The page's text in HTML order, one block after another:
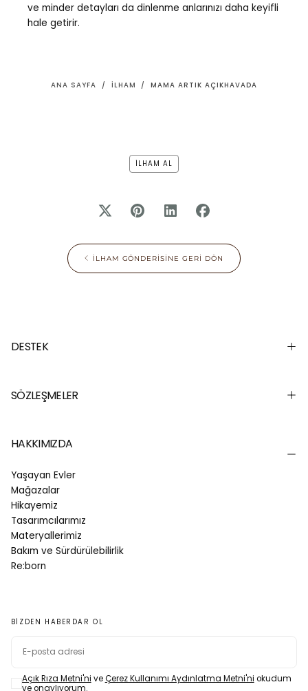
ve minder detayları da dinlenme anlarınızı daha keyifli
hale getirir.
ANA SAYFA / İLHAM / MAMA ARTIK AÇIKHAVADA
İLHAM AL
İLHAM GÖNDERISINE GERI DÖN
DESTEK
SÖZLEŞMELER
HAKKIMIZDA
Yaşayan Evler
Mağazalar
Hikayemiz
Tasarımcılarımız
Materyallerimiz
Bakım ve Sürdürülebilirlik
Re:born
BIZDEN HABERDAR OL
POSTA
Açık Rıza Metni'ni veÇerez Kullanımı Aydınlatma Metni'ni okudum
ve onaylıyorum.